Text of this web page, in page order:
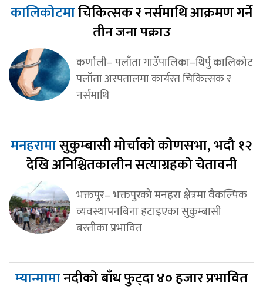
कालिकोटमाचिकित्सक र नर्समाथि आक्रमण गर्ने
तीन जना पक्राउ
कर्णाली– पलाँता गाउँपालिका–थिर्पु कालिकोट
पलाँता अस्पतालमा कार्यरत चिकित्सक र
नर्समाथि
मनहरामासुकुम्बासी मोर्चाको कोणसभा, भदौ १२
देखि अनिश्चितकालीन सत्याग्रहको चेतावनी
भक्तपुर– भक्तपुरको मनहरा क्षेत्रमा वैकल्पिक
व्यवस्थापनबिना हटाइएका सुकुम्बासी
बस्तीका प्रभावित
म्यान्मामानदीको बाँध फुट्दा ४० हजार प्रभावित